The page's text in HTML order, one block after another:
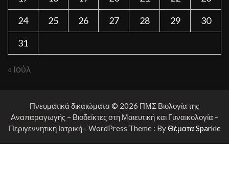
24
25 26 27 28 29
30
31
« Ιούλ
Πνευματικά δικαιώματα © 2026 ΠΜΣ Βιολογία της
Αναπαραγωγής – Βιοδείκτες στη Μαιευτική και Γυναικολογία –
Περιγεννητική Ιατρική - WordPress Theme : ByΘέματα Sparkle